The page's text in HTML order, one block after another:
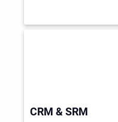
CRM & SRM